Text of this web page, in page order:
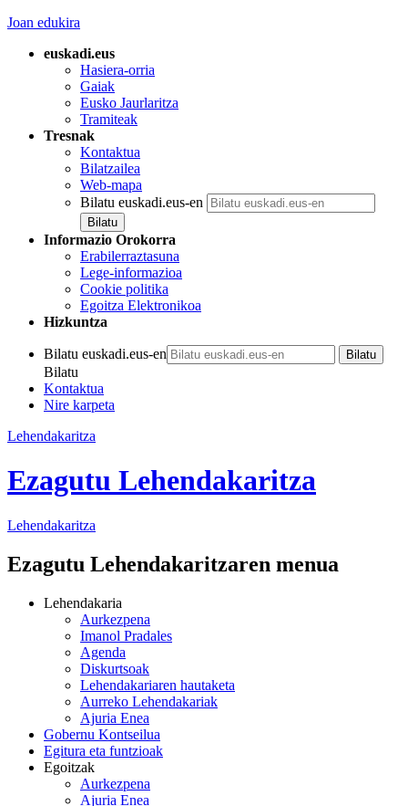
Joan edukira
euskadi.eus
Hasiera-orria
Gaiak
Eusko Jaurlaritza
Tramiteak
Tresnak
Kontaktua
Bilatzailea
Web-mapa
Bilatu euskadi.eus-en
Informazio Orokorra
Erabilerraztasuna
Lege-informazioa
Cookie politika
Egoitza Elektronikoa
Hizkuntza
Bilatu euskadi.eus-en
Bilatu
Kontaktua
Nire karpeta
Lehendakaritza
Ezagutu Lehendakaritza
Lehendakaritza
Ezagutu Lehendakaritzaren menua
Lehendakaria
Aurkezpena
Imanol Pradales
Agenda
Diskurtsoak
Lehendakariaren hautaketa
Aurreko Lehendakariak
Ajuria Enea
Gobernu Kontseilua
Egitura eta funtzioak
Egoitzak
Aurkezpena
Ajuria Enea